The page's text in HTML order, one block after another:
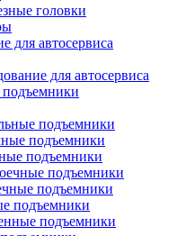
головки
для автосервиса
для автосервиса
подъемники
подъемники
подъемники
подъемники
подъемники
подъемники
подъемники